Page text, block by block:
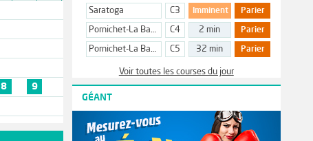
8
9
Saratoga C3 Imminent Parier
Pornichet-La Baule C4 2 min Parier
Pornichet-La Baule C5 32 min Parier
Voir toutes les courses du jour
GÉANT